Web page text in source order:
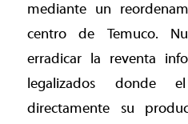
mediante un
centro de Temuco.
erradicar la reventa
legalizados donde
directamente su